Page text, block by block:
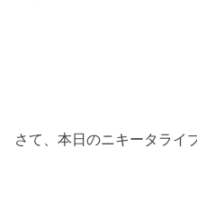
さて、本日のニキータライ